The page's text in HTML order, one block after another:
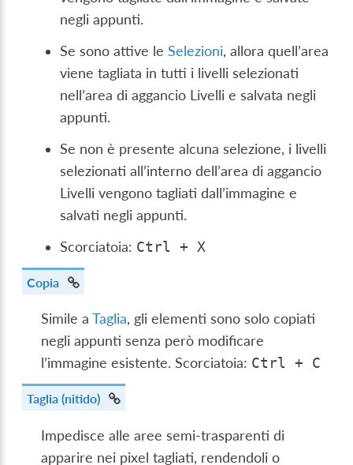
negli appunti.
Se sono attive leSelezioni, allora quell’area
viene tagliata in tutti i livelli selezionati
nell’area di aggancio Livelli e salvata negli
appunti.
Se non è presente alcuna selezione, i livelli
selezionati all’interno dell’area di aggancio
Livelli vengono tagliati dall’immagine e
salvati negli appunti.
Scorciatoia: Ctrl + X
Copia
Simile aTaglia, gli elementi sono solo copiati
negli appunti senza però modificare
l’immagine esistente. Scorciatoia: Ctrl + C
Taglia (nitido)
Impedisce alle aree semi-trasparenti di
apparire nei pixel tagliati, rendendoli o